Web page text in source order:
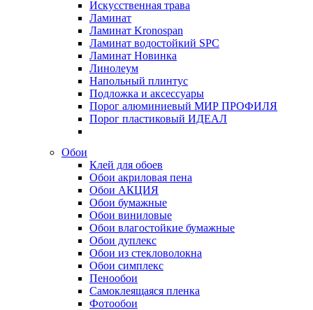
Искусственная трава
Ламинат
Ламинат Kronospan
Ламинат водостойкий SPC
Ламинат Новинка
Линолеум
Напольный плинтус
Подложка и аксессуары
Порог алюминиевый МИР ПРОФИЛЯ
Порог пластиковый ИДЕАЛ
Обои
Клей для обоев
Обои акриловая пена
Обои АКЦИЯ
Обои бумажные
Обои виниловые
Обои влагостойкие бумажные
Обои дуплекс
Обои из стекловолокна
Обои симплекс
Пенообои
Самоклеящаяся пленка
Фотообои